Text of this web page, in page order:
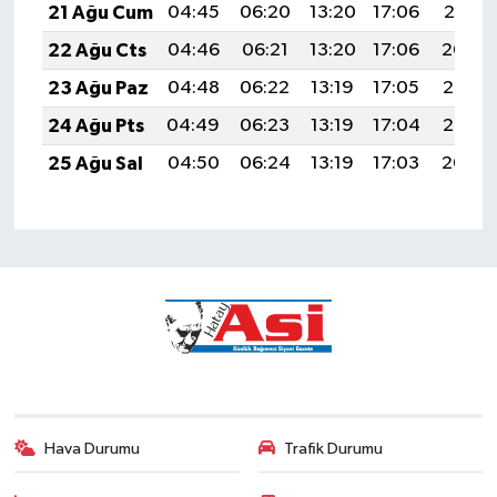
21 Ağu Cum 04:45 06:20 13:20 17:06
20:10
22 Ağu Cts
04:46 06:21 13:20 17:06
20:09
23 Ağu Paz
04:48 06:22 13:19 17:05
20:07
24 Ağu Pts
04:49 06:23 13:19 17:04
20:06
25 Ağu Sal
04:50 06:24 13:19 17:03 20:04
Hava Durumu Trafik Durumu